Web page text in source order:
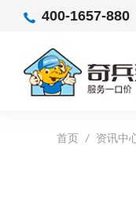
400-1657-880
首页 / 资讯中